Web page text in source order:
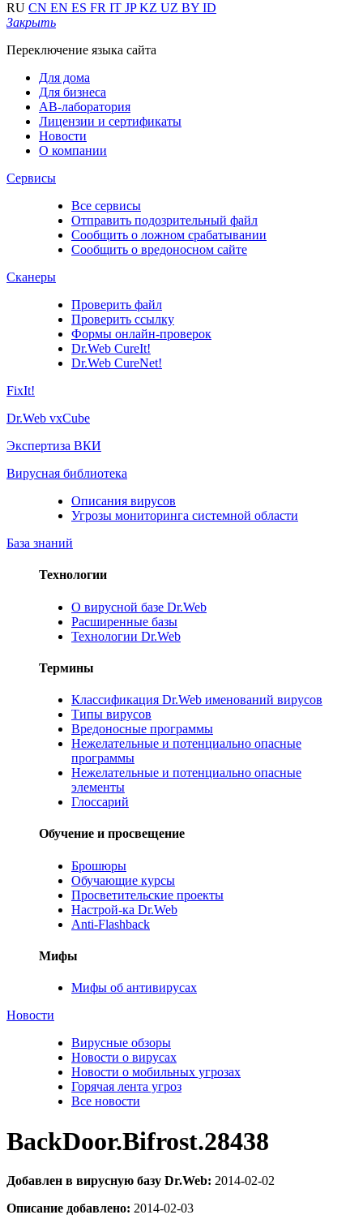
RU CN EN ES FR IT JPKZ UZ BY ID
Закрыть
Переключение языка сайта
Для дома
Для бизнеса
АВ-лаборатория
Лицензии и сертификаты
Новости
О компании
Сервисы
Все сервисы
Отправить подозрительный файл
Сообщить о ложном срабатывании
Сообщить о вредоносном сайте
Сканеры
Проверить файл
Проверить ссылку
Формы онлайн-проверок
Dr.Web CureIt!
Dr.Web CureNet!
FixIt!
Dr.Web vxCube
Экспертиза ВКИ
Вирусная библиотека
Описания вирусов
Угрозы мониторинга системной области
База знаний
Технологии
О вирусной базе Dr.Web
Расширенные базы
Технологии Dr.Web
Термины
Классификация Dr.Web именований вирусов
Типы вирусов
Вредоносные программы
Нежелательные и потенциально опасные
программы
Нежелательные и потенциально опасные
элементы
Глоссарий
Обучение и просвещение
Брошюры
Обучающие курсы
Просветительские проекты
Настрой-ка Dr.Web
Anti-Flashback
Мифы
Мифы об антивирусах
Новости
Вирусные обзоры
Новости о вирусах
Новости о мобильных угрозах
Горячая лента угроз
Все новости
BackDoor.Bifrost.28438
Добавлен в вирусную базу Dr.Web: 2014-02-02
Описание добавлено: 2014-02-03